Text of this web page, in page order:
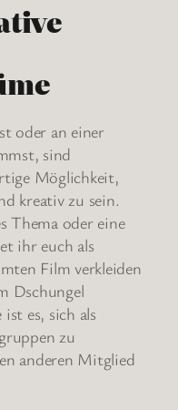
oder an einer
sind
Möglichkeit,
kreativ zu sein.
Thema oder eine
ihr euch als
Film verkleiden
Dschungel
es, sich als
zu
anderen Mitglied